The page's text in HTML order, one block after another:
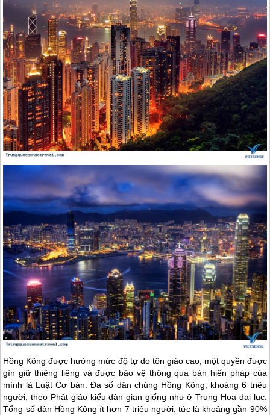
Hồng Kông được hưởng mức độ tự do tôn giáo cao, một quyền được
gìn giữ thiêng liêng và được bảo vệ thông qua bản hiến pháp của
mình là Luật Cơ bản. Đa số dân chúng Hồng Kông, khoảng 6 triêu
người, theo Phật giáo kiểu dân gian giống như ở Trung Hoa đại lục.
Tổng số dân Hồng Kông ít hơn 7 triệu người, tức là khoảng gần 90%